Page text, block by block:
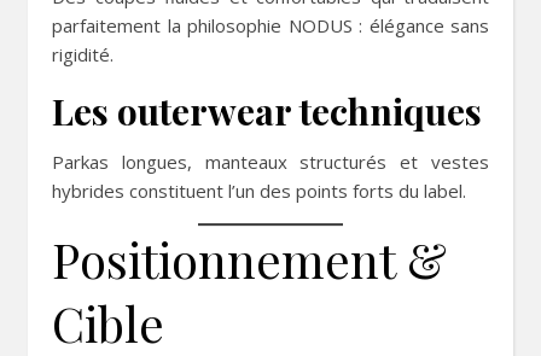
parfaitement la philosophie NODUS : élégance sans
rigidité.
Les outerwear techniques
Parkas longues, manteaux structurés et vestes
hybrides constituent l’un des points forts du label.
Positionnement &
Cible